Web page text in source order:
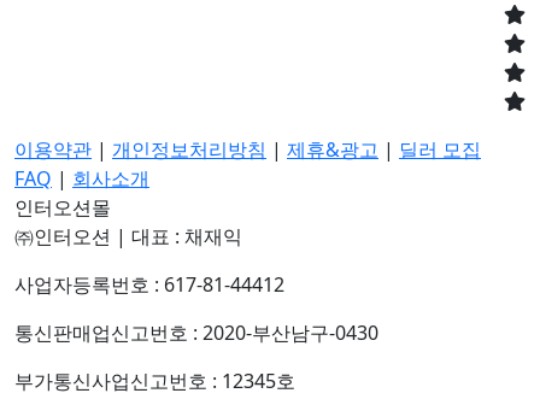
이용약관 | 개인정보처리방침 | 제휴&광고 | 딜러 모집
FAQ | 회사소개
인터오션몰
㈜인터오션 | 대표 : 채재익
사업자등록번호 : 617-81-44412
통신판매업신고번호 : 2020-부산남구-0430
부가통신사업신고번호 : 12345호